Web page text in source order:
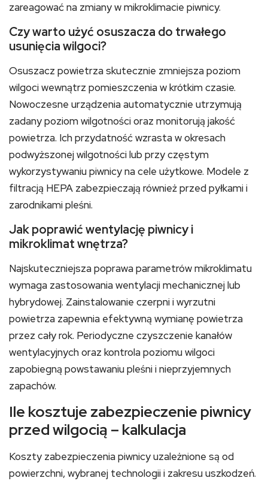
zareagować na zmiany w mikroklimacie piwnicy.
Czy warto użyć osuszacza do trwałego
usunięcia wilgoci?
Osuszacz powietrza skutecznie zmniejsza poziom
wilgoci wewnątrz pomieszczenia w krótkim czasie.
Nowoczesne urządzenia automatycznie utrzymują
zadany poziom wilgotności oraz monitorują jakość
powietrza. Ich przydatność wzrasta w okresach
podwyższonej wilgotności lub przy częstym
wykorzystywaniu piwnicy na cele użytkowe. Modele z
filtracją HEPA zabezpieczają również przed pyłkami i
zarodnikami pleśni.
Jak poprawić wentylację piwnicy i
mikroklimat wnętrza?
Najskuteczniejsza poprawa parametrów mikroklimatu
wymaga zastosowania wentylacji mechanicznej lub
hybrydowej. Zainstalowanie czerpni i wyrzutni
powietrza zapewnia efektywną wymianę powietrza
przez cały rok. Periodyczne czyszczenie kanałów
wentylacyjnych oraz kontrola poziomu wilgoci
zapobiegną powstawaniu pleśni i nieprzyjemnych
zapachów.
Ile kosztuje zabezpieczenie piwnicy
przed wilgocią – kalkulacja
Koszty zabezpieczenia piwnicy uzależnione są od
powierzchni, wybranej technologii i zakresu uszkodzeń.